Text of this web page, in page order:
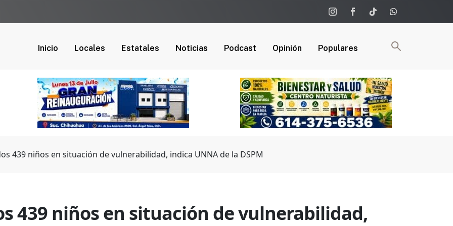
Inicio Locales Estatales Noticias Podcast Opinión Populares
439 niños en situación de vulnerabilidad, indica UNNA de la DSPM
439 niños en situación de vulnerabilidad,